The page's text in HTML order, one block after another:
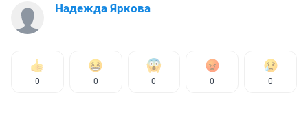
Надежда Яркова
0 0 0 0 0